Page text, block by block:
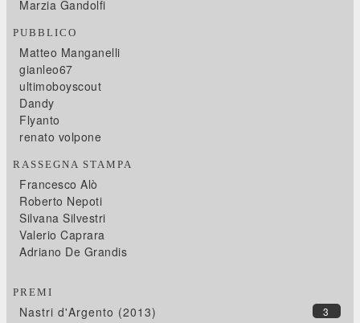
Marzia Gandolfi
PUBBLICO
Matteo Manganelli
gianleo67
ultimoboyscout
Dandy
Flyanto
renato volpone
RASSEGNA STAMPA
Francesco Alò
Roberto Nepoti
Silvana Silvestri
Valerio Caprara
Adriano De Grandis
PREMI
3
Nastri d'Argento (2013)